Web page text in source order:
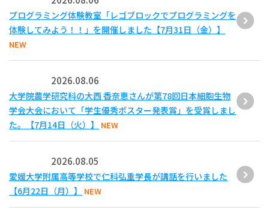
プログラミング体験教室「レゴブロックでプログラミングを
体験してみよう！！」を開催しました【7月31日（金）】
NEW
2026.08.06
大学院農学研究科の大西 香奈恵さんが第78回日本細胞生物
学会大会において「学生優秀ポスター発表賞」を受賞しまし
た。【7月14日（火）】
NEW
2026.08.05
愛媛大学附属高等学校で仁科弘重学長が講話を行いました
【6月22日（月）】
NEW